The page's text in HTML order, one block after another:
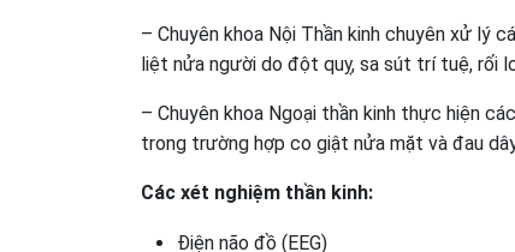
– Chuyên khoa Nội Thần kinh chuyên xử lý
liệt nửa người do đột quỵ, sa sút trí tuệ, rối
– Chuyên khoa Ngoại thần kinh thực hiện
trong trường hợp co giật nửa mặt và đau
Các xét nghiệm thần kinh:
Điện não đồ (EEG)